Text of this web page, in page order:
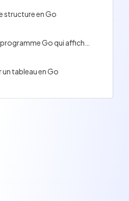
structure en Go
un tableau en Go